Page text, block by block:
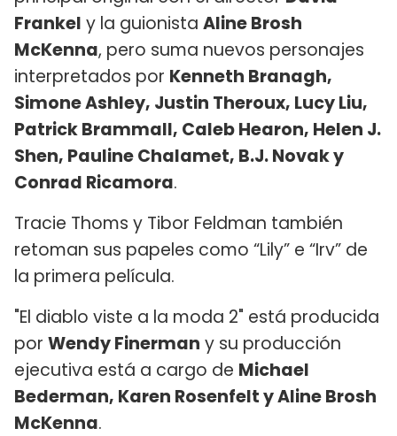
Frankel y la guionista Aline Brosh
McKenna, pero suma nuevos personajes
interpretados por Kenneth Branagh,
Simone Ashley, Justin Theroux, Lucy Liu,
Patrick Brammall, Caleb Hearon, Helen J.
Shen, Pauline Chalamet, B.J. Novak y
Conrad Ricamora.
Tracie Thoms y Tibor Feldman también
retoman sus papeles como “Lily” e “Irv” de
la primera película.
"El diablo viste a la moda 2" está producida
por Wendy Finerman y su producción
ejecutiva está a cargo de Michael
Bederman, Karen Rosenfelt y Aline Brosh
McKenna.